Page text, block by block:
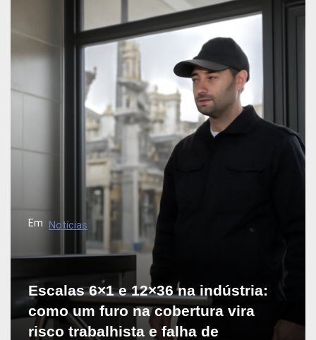
Em Notícias
Escalas 6×1 e 12×36 na indústria:
como um furo na cobertura vira
risco trabalhista e falha de